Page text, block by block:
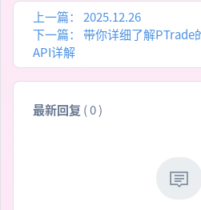
上一篇：
2025.12.26
下一篇：
带你详细了解PTrade
API详解
最新回复 (0)